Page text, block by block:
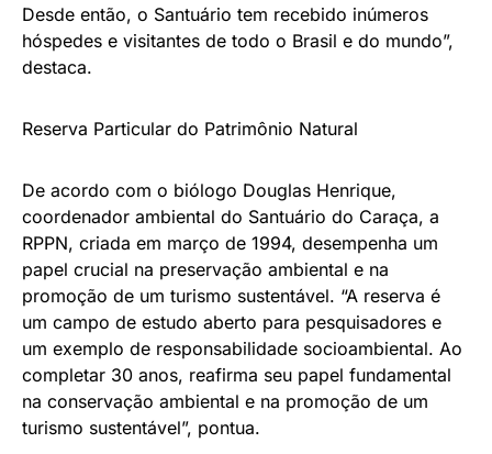
Desde então, o Santuário tem recebido inúmeros
hóspedes e visitantes de todo o Brasil e do mundo”,
destaca.
Reserva Particular do Patrimônio Natural
De acordo com o biólogo Douglas Henrique,
coordenador ambiental do Santuário do Caraça, a
RPPN, criada em março de 1994, desempenha um
papel crucial na preservação ambiental e na
promoção de um turismo sustentável. “A reserva é
um campo de estudo aberto para pesquisadores e
um exemplo de responsabilidade socioambiental. Ao
completar 30 anos, reafirma seu papel fundamental
na conservação ambiental e na promoção de um
turismo sustentável”, pontua.